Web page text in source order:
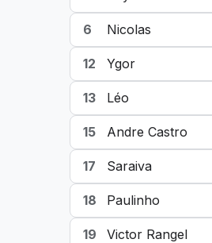
6 Nicolas
12 Ygor
13 Léo
15 Andre Castro
17 Saraiva
18 Paulinho
19 Victor Rangel